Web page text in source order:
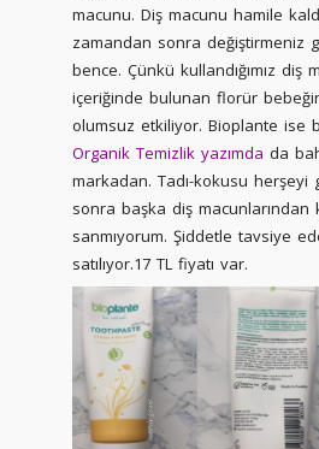
macunu. Diş macunu hamile
zamandan sonra değiştirmeniz
bence. Çünkü kullandığımız diş
içeriğinde bulunan florür
olumsuz etkiliyor. Bioplante ise
Organik Temizlik yazımda da
markadan. Tadı-kokusu herşeyi
sonra başka diş macunlarından
sanmıyorum. Şiddetle tavsiye
satılıyor.17 TL fiyatı var.